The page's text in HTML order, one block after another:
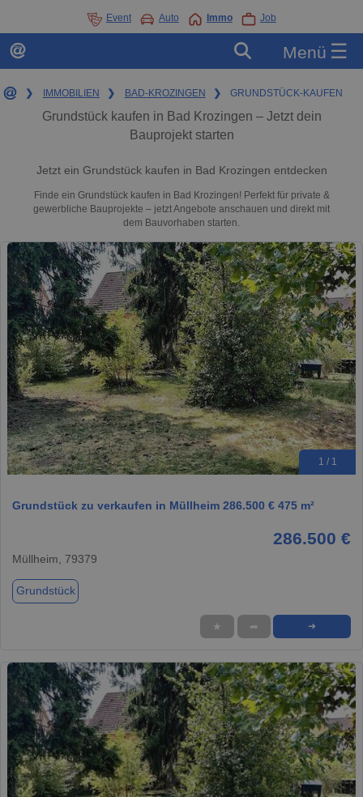
Event Auto Immo Job
Menü ☰
❯ IMMOBILIEN ❯ BAD-KROZINGEN ❯ GRUNDSTÜCK-KAUFEN
Grundstück kaufen in Bad Krozingen – Jetzt dein
Bauprojekt starten
Jetzt ein Grundstück kaufen in Bad Krozingen entdecken
Finde ein Grundstück kaufen in Bad Krozingen! Perfekt für private &
gewerbliche Bauprojekte – jetzt Angebote anschauen und direkt mit
dem Bauvorhaben starten.
1 / 1
Grundstück zu verkaufen in Müllheim 286.500 € 475 m²
286.500 €
Müllheim, 79379
Grundstück
★ ➦ ➜